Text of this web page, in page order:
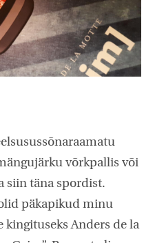
võrkpallis või
siin täna spordist.
päkapikud minu
Anders de la